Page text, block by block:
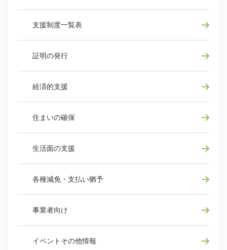
支援制度一覧表
証明の発行
経済的支援
住まいの確保
生活面の支援
各種減免・支払い猶予
事業者向け
イベントその他情報